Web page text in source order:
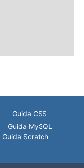
Guida CSS
Guida MySQL
Guida Scratch